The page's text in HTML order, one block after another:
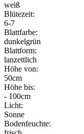
weiß
Blütezeit:
6-7
Blattfarbe:
dunkelgrün
Blattform:
lanzettlich
Höhe von:
50cm
Höhe bis:
- 100cm
Licht:
Sonne
Bodenfeuchte: